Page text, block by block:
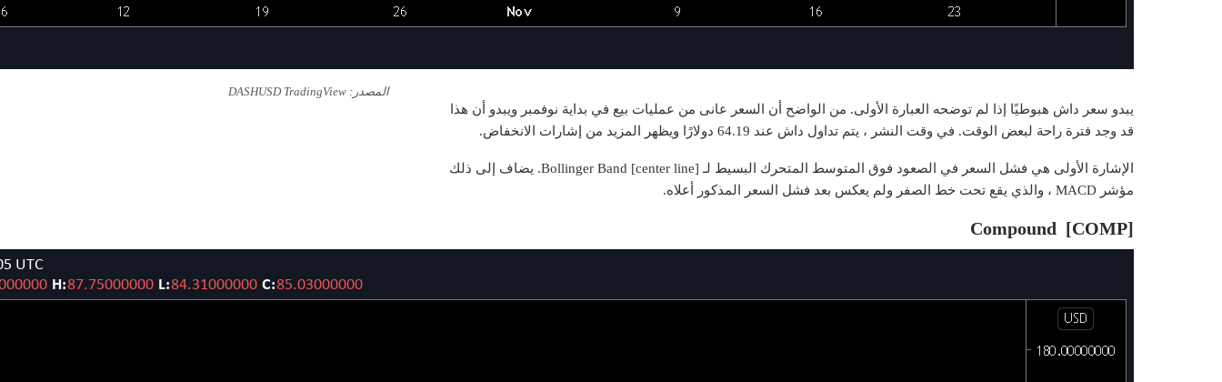
المصدر: DASHUSD TradingView
يبدو سعر داش هبوطيًا إذا لم توضحه العبارة الأولى. من الواضح أن السعر عانى من عمليات بيع في بداية نوفمبر ويبدو أن هذا
قد وجد فترة راحة لبعض الوقت. في وقت النشر ، يتم تداول داش عند 64.19 دولارًا ويظهر المزيد من إشارات الانخفاض.
الإشارة الأولى هي فشل السعر في الصعود فوق المتوسط ​​المتحرك البسيط لـ Bollinger Band [center line]. يضاف إلى ذلك
مؤشر MACD ، والذي يقع تحت خط الصفر ولم يعكس بعد فشل السعر المذكور أعلاه.
Compound [COMP]